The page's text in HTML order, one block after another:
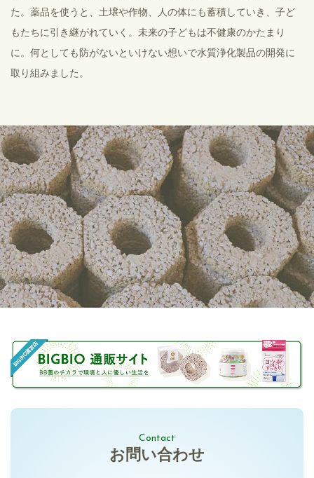
た。薬品を使うと、土壌や作物、人の体にも蓄積していき、子ど
もたちに引き継がれていく。未来の子どもは不健康のかたまり
に。何としても防がないといけない想いで水質浄化製品の開発に
取り組みました。
Contact
お問い合わせ